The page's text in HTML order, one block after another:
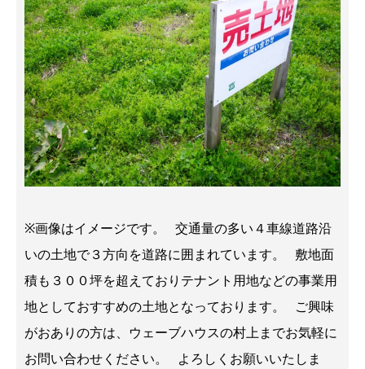
※画像はイメージです。 交通量の多い４車線道路沿
いの土地で３方向を道路に囲まれています。 敷地面
積も３００坪を超えておりテナント用地などの事業用
地としておすすめの土地となっております。 ご興味
がおありの方は、ウェーブハウスの村上までお気軽に
お問い合わせください。 よろしくお願いいたしま